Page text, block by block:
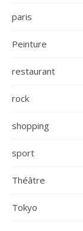
paris
Peinture
restaurant
rock
shopping
sport
Théâtre
Tokyo